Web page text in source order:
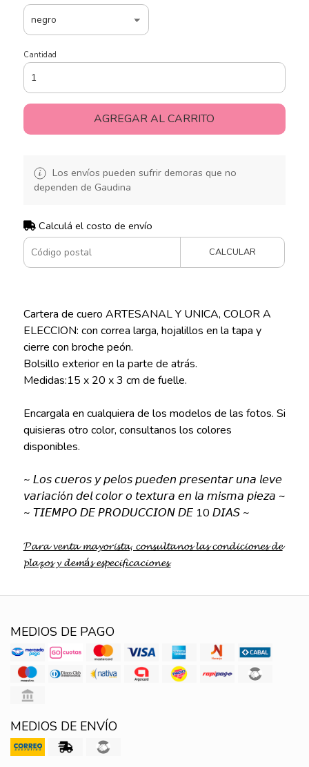
Cantidad
AGREGAR AL CARRITO
Los envíos pueden sufrir demoras que no
dependen de Gaudina
Calculá el costo de envío
CALCULAR
Cartera de cuero ARTESANAL Y UNICA, COLOR A
ELECCION: con correa larga, hojalillos en la tapa y
cierre con broche peón.
Bolsillo exterior en la parte de atrás.
Medidas:15 x 20 x 3 cm de fuelle.
Encargala en cualquiera de los modelos de las fotos. Si
quisieras otro color, consultanos los colores
disponibles.
~ 𝘓𝘰𝘴 𝘤𝘶𝘦𝘳𝘰𝘴 𝘺 𝘱𝘦𝘭𝘰𝘴 𝘱𝘶𝘦𝘥𝘦𝘯 𝘱𝘳𝘦𝘴𝘦𝘯𝘵𝘢𝘳 𝘶𝘯𝘢 𝘭𝘦𝘷𝘦
𝘷𝘢𝘳𝘪𝘢𝘤𝘪ó𝘯 𝘥𝘦𝘭 𝘤𝘰𝘭𝘰𝘳 𝘰 𝘵𝘦𝘹𝘵𝘶𝘳𝘢 𝘦𝘯 𝘭𝘢 𝘮𝘪𝘴𝘮𝘢 𝘱𝘪𝘦𝘻𝘢 ~
~ 𝘛𝘐𝘌𝘔𝘗𝘖 𝘋𝘌 𝘗𝘙𝘖𝘋𝘜𝘊𝘊𝘐𝘖𝘕 𝘋𝘌 10 𝘋𝘐𝘈𝘚 ~
𝓟𝓪𝓻𝓪 𝓿𝓮𝓷𝓽𝓪 𝓶𝓪𝔂𝓸𝓻𝓲𝓼𝓽𝓪, 𝓬𝓸𝓷𝓼𝓾𝓵𝓽𝓪𝓷𝓸𝓼 𝓵𝓪𝓼 𝓬𝓸𝓷𝓭𝓲𝓬𝓲𝓸𝓷𝓮𝓼 𝓭𝓮
𝓹𝓵𝓪𝔃𝓸𝓼 𝔂 𝓭𝓮𝓶á𝓼 𝓮𝓼𝓹𝓮𝓬𝓲𝓯𝓲𝓬𝓪𝓬𝓲𝓸𝓷𝓮𝓼.
MEDIOS DE PAGO
MEDIOS DE ENVÍO